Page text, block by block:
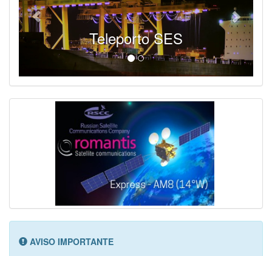
Teleporto SES
AVISO IMPORTANTE